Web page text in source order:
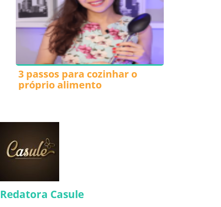
3 passos para cozinhar o
próprio alimento
Redatora Casule